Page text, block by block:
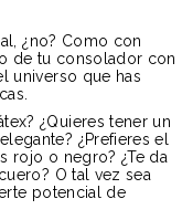
¿no? Como con
de tu consolador con
universo que has
¿Quieres tener un
¿Prefieres el
rojo o negro? ¿Te da
O tal vez sea
potencial de